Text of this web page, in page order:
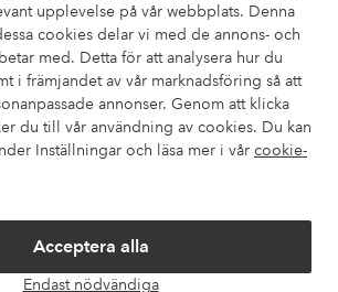
upplevelse på vår webbplats. Denna
cookies delar vi med de annons- och
med. Detta för att analysera hur du
i främjandet av vår marknadsföring så att
annonser. Genom att klicka
du till vår användning av cookies. Du kan
Inställningar och läsa mer i vår cookie-
Acceptera alla
Endast nödvändiga